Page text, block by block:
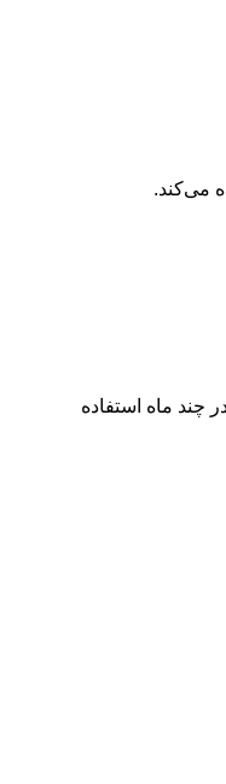
می‌کند.
چند ماه استفاده